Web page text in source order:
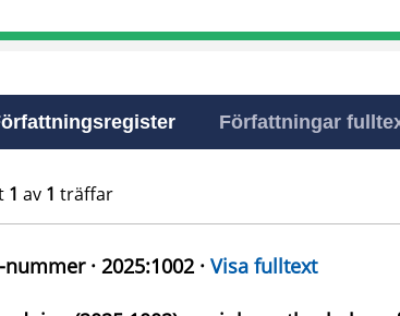
Författningar
1 av 1 träffar
nummer · 2025:1002 · Visa fulltext